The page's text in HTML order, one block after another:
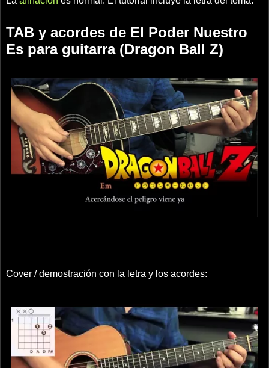
TAB y acordes de El Poder Nuestro
Es para guitarra (Dragon Ball Z)
Cover / demostración con la letra y los acordes: